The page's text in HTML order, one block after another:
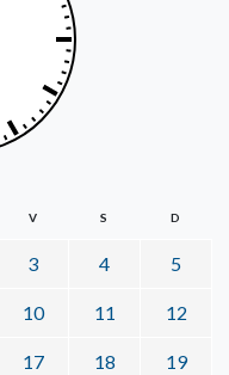
V S D
3 4 5
10 11 12
17 18 19